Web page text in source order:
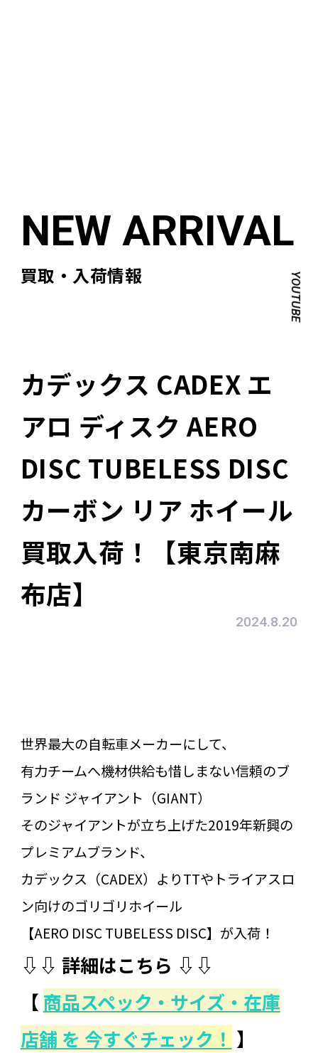
買取・入荷情報 YOUTUBE
カデックス CADEX エ
アロ ディスク AERO
DISC TUBELESS DISC
カーボン リア ホイール
買取入荷！【東京南麻
布店】
2024.8.20
世界最大の自転車メーカーにして、
有力チームへ機材供給も惜しまない信頼のブ
ランド ジャイアント（GIANT）
そのジャイアントが立ち上げた2019年新興の
プレミアムブランド、
カデックス（CADEX）よりTTやトライアスロ
ン向けのゴリゴリホイール
【AERO DISC TUBELESS DISC】が入荷！
⇩⇩ 詳細はこちら ⇩⇩
【 商品スペック・サイズ・在庫
店舗 を 今すぐチェック！ 】